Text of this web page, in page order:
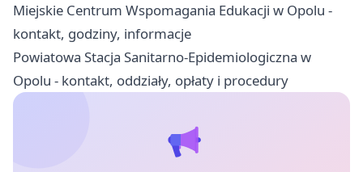
Miejskie Centrum Wspomagania Edukacji w Opolu -
kontakt, godziny, informacje
Powiatowa Stacja Sanitarno-Epidemiologiczna w
Opolu - kontakt, oddziały, opłaty i procedury